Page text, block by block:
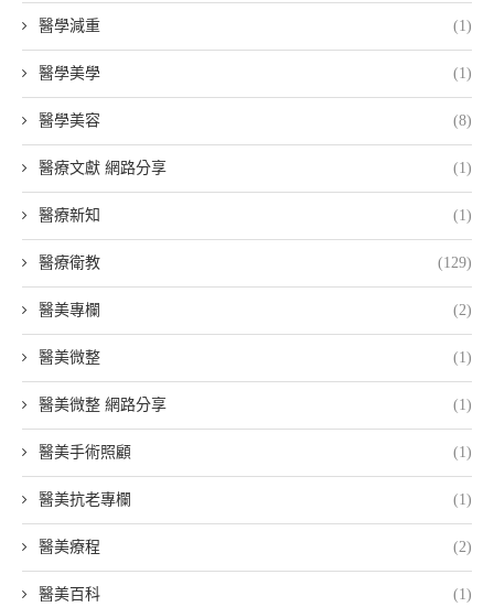
醫學減重 (1)
醫學美學 (1)
醫學美容 (8)
醫療文獻 網路分享 (1)
醫療新知 (1)
醫療衛教 (129)
醫美專欄 (2)
醫美微整 (1)
醫美微整 網路分享 (1)
醫美手術照顧 (1)
醫美抗老專欄 (1)
醫美療程 (2)
醫美百科 (1)